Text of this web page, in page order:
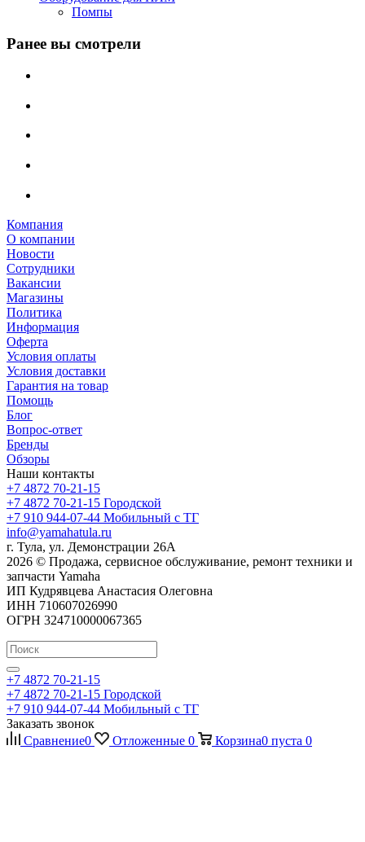
Помпы
Ранее вы смотрели
Компания
О компании
Новости
Сотрудники
Вакансии
Магазины
Политика
Информация
Оферта
Условия оплаты
Условия доставки
Гарантия на товар
Помощь
Блог
Вопрос-ответ
Бренды
Обзоры
Наши контакты
+7 4872 70-21-15
+7 4872 70-21-15 Городской
+7 910 944-07-44 Мобильный с ТГ
info@yamahatula.ru
г. Тула, ул. Демонстрации 26А
2026 © Продажа, сервисное обслуживание, ремонт техники и
запчасти Yamaha
ИП Кудрявцева Анастасия Олеговна
ИНН 710607026990
ОГРН 324710000067365
+7 4872 70-21-15
+7 4872 70-21-15 Городской
+7 910 944-07-44 Мобильный с ТГ
Заказать звонок
Сравнение0 Отложенные 0 Корзина0 пуста 0